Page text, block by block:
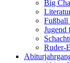
Big
Fußball
Jugend
Ruder-